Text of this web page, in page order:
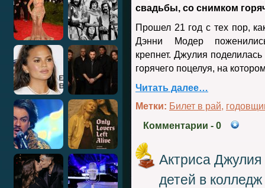
свадьбы, со снимком
Прошел 21 год с тех пор,
Дэнни Модер
крепнет. Джулия
горячего поцелуя, на
Читать далее…
Метки: Билет в рай,
Комментарии - 0
Актриса Джулия
детей в